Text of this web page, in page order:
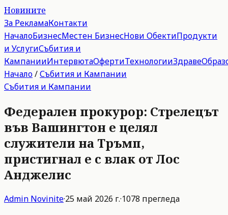
Новините
За РекламаКонтакти
НачалоБизнесМестен БизнесНови ОбектиПродукти
и УслугиСъбития и
КампанииИнтервютаОфертиТехнологииЗдраве
Начало/Събития и Кампании
Събития и Кампании
Федерален прокурор: Стрелецът
във Вашингтон е целял
служители на Тръмп,
пристигнал е с влак от Лос
Анджелис
Admin Novinite·25 май 2026 г.·1078 прегледа